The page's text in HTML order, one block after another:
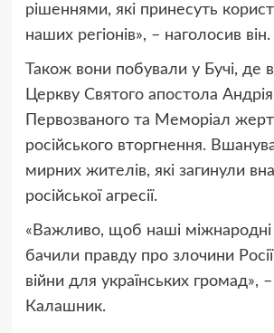
рішеннями, які принесуть
наших регіонів», – наголосив він.
Також вони побували у Бучі, де
Церкву Святого апостола Андрія
Первозваного та Меморіал
російського вторгнення.
мирних жителів, які загинули
російської агресії.
«Важливо, щоб наші міжнародні
бачили правду про злочини
війни для українських громад»,
Калашник.